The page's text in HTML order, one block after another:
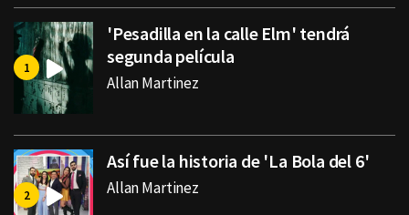
'Pesadilla en la calle Elm' tendrá
segunda película
Allan Martinez
Así fue la historia de 'La Bola del 6'
Allan Martinez